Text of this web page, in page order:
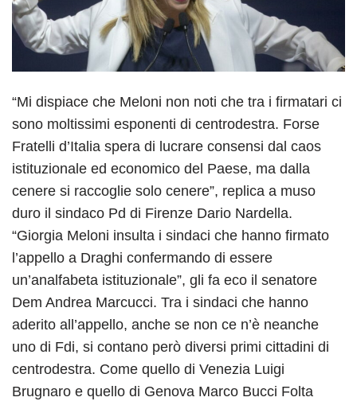
“Mi dispiace che Meloni non noti che tra i firmatari ci
sono moltissimi esponenti di centrodestra. Forse
Fratelli d’Italia spera di lucrare consensi dal caos
istituzionale ed economico del Paese, ma dalla
cenere si raccoglie solo cenere”, replica a muso
duro il sindaco Pd di Firenze Dario Nardella.
“Giorgia Meloni insulta i sindaci che hanno firmato
l’appello a Draghi confermando di essere
un’analfabeta istituzionale”, gli fa eco il senatore
Dem Andrea Marcucci. Tra i sindaci che hanno
aderito all’appello, anche se non ce n’è neanche
uno di Fdi, si contano però diversi primi cittadini di
centrodestra. Come quello di Venezia Luigi
Brugnaro e quello di Genova Marco Bucci Folta